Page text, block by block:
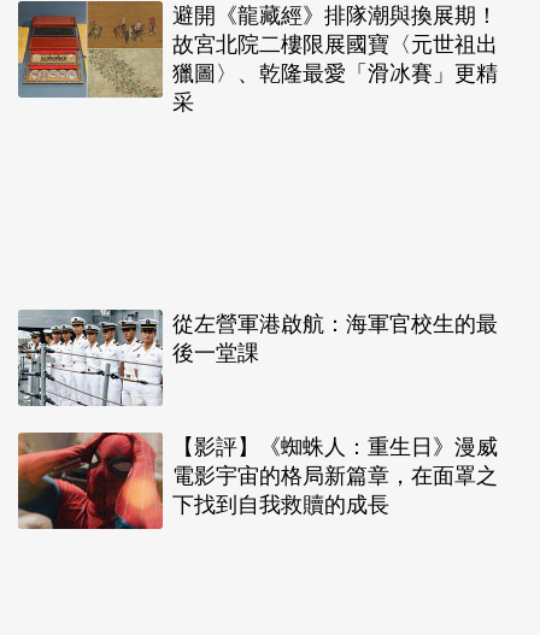
避開《龍藏經》排隊潮與換展期！
故宮北院二樓限展國寶〈元世祖出
獵圖〉、乾隆最愛「滑冰賽」更精
采
從左營軍港啟航：海軍官校生的最
後一堂課
【影評】《蜘蛛人：重生日》漫威
電影宇宙的格局新篇章，在面罩之
下找到自我救贖的成長